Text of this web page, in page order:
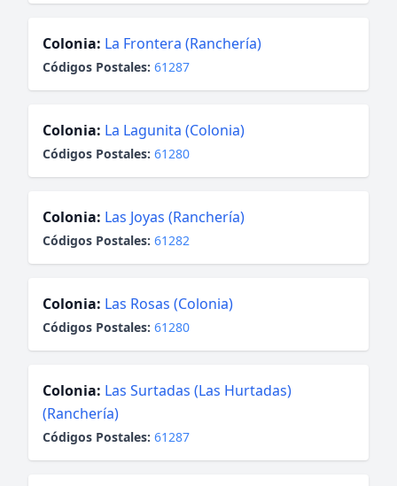
Colonia: La Frontera (Ranchería)
Códigos Postales: 61287
Colonia: La Lagunita (Colonia)
Códigos Postales: 61280
Colonia: Las Joyas (Ranchería)
Códigos Postales: 61282
Colonia: Las Rosas (Colonia)
Códigos Postales: 61280
Colonia: Las Surtadas (Las Hurtadas)
(Ranchería)
Códigos Postales: 61287